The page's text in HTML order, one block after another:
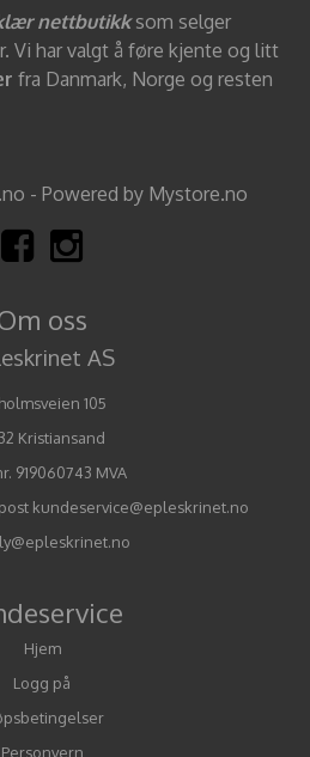
nettbutikksom selger
Vi har valgt å føre kjente og litt
fra Danmark, Norge og resten
- Powered by Mystore.no
oss
AS
105
Kristiansand
919060743 MVA
kundeservice@epleskrinet.no
Hjem
Logg på
Personvern